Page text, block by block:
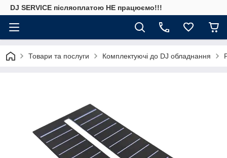
DJ SERVICE пiсляоплатою НЕ працюємо!!!
Товари та послуги Комплектуючі до DJ обладнання